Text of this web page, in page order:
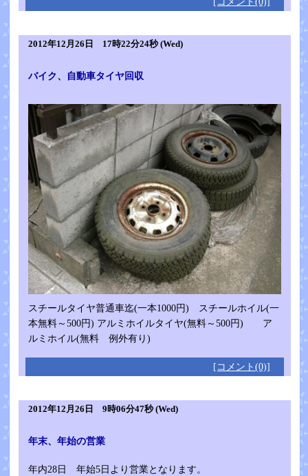
2012年12月26日 17時22分24秒 (Wed)
バイク、自動車タイヤ回収
スチールタイヤ普通車迄(一本1000円) スチールホイル(一
本無料～500円) アルミホイルタイヤ(無料～500円) ア
ルミホイル(無料 例外有り)
[コメント(0)]
2012年12月26日 9時06分47秒 (Wed)
年末、年始の営業
年内28日 年始5日より営業となります。